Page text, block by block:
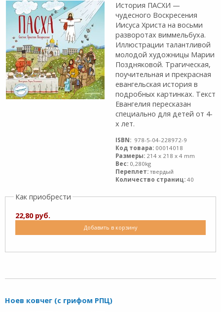
История ПАСХИ —
чудесного Воскресения
Иисуса Христа на восьми
разворотах виммельбуха.
Иллюстрации талантливой
молодой художницы Марии
Поздняковой. Трагическая,
поучительная и прекрасная
евангельская история в
подробных картинках. Текст
Евангелия пересказан
специально для детей от 4-
х лет.
ISBN: 978-5-04-228972-9
Код товара: 00014018
Размеры: 214 x 218 x 4 mm
Вес: 0,280kg
Переплет: твердый
Количество страниц: 40
Как приобрести
22,80 руб.
Добавить в корзину
Ноев ковчег (с грифом РПЦ)